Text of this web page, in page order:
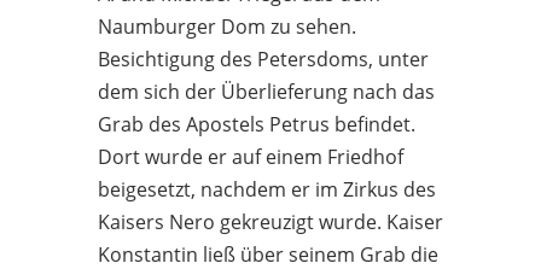
Naumburger Dom zu sehen.
Besichtigung des Petersdoms, unter
dem sich der Überlieferung nach das
Grab des Apostels Petrus befindet.
Dort wurde er auf einem Friedhof
beigesetzt, nachdem er im Zirkus des
Kaisers Nero gekreuzigt wurde. Kaiser
Konstantin ließ über seinem Grab die